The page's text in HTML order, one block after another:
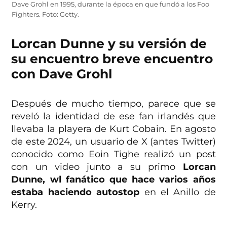
Dave Grohl en 1995, durante la época en que fundó a los Foo
Fighters. Foto: Getty.
Lorcan Dunne y su versión de
su encuentro breve encuentro
con Dave Grohl
Después de mucho tiempo, parece que se
reveló la identidad de ese fan irlandés que
llevaba la playera de Kurt Cobain. En agosto
de este 2024, un usuario de X (antes Twitter)
conocido como Eoin Tighe realizó un post
con un video junto a su primo Lorcan
Dunne, wl fanático que hace varios años
estaba haciendo autostop en el Anillo de
Kerry.